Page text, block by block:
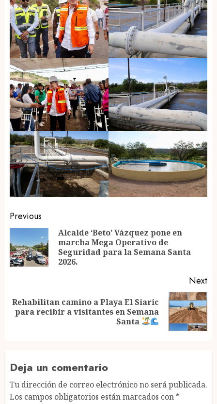
Post
navigation
Previous
Alcalde ‘Beto’ Vázquez pone en
marcha Mega Operativo de
Seguridad para la Semana Santa
2026.
Next
Next
Rehabilitan camino a Playa El Siaric
para recibir a visitantes en Semana
Santa
Deja un comentario
Tu dirección de correo electrónico no será publicada.
Los campos obligatorios están marcados con *